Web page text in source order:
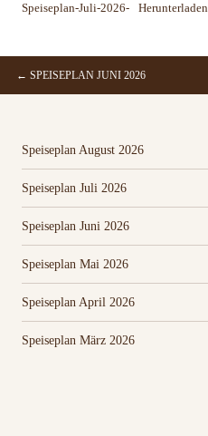
Speiseplan-Juli-2026- Herunterladen
BEITRAGSNAVIGATION
← SPEISEPLAN JUNI 2026
Speiseplan August 2026
Speiseplan Juli 2026
Speiseplan Juni 2026
Speiseplan Mai 2026
Speiseplan April 2026
Speiseplan März 2026